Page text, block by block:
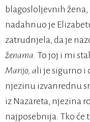
blagosloljevnih žena,
nadahnuo je
zatrudnjela, da je
ženama. To joj i mi
Marijo, a li je sigurno
njezinu izvanrednu
iz Nazareta, njezina
najposebnija. Tko će